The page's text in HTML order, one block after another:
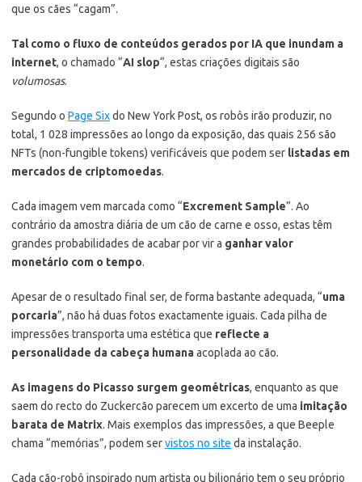
que os cães “cagam”.
Tal como o fluxo de conteúdos gerados por IA que inundam a
internet, o chamado “AI slop“, estas criações digitais são
volumosas.
Segundo o Page Sixdo New York Post, os robôs irão produzir, no
total, 1 028 impressões ao longo da exposição, das quais 256 são
NFTs (non-fungible tokens) verificáveis que podem ser listadas em
mercados de criptomoedas.
Cada imagem vem marcada como “Excrement Sample”. Ao
contrário da amostra diária de um cão de carne e osso, estas têm
grandes probabilidades de acabar por vir a ganhar valor
monetário com o tempo.
Apesar de o resultado final ser, de forma bastante adequada, “uma
porcaria”, não há duas fotos exactamente iguais. Cada pilha de
impressões transporta uma estética que reflecte a
personalidade da cabeça humanaacoplada ao cão.
As imagens do Picasso surgem geométricas, enquanto as que
saem do recto do Zuckercão parecem um excerto de uma imitação
barata de Matrix. Mais exemplos das impressões, a que Beeple
chama “memórias”, podem servistos no site da instalação.
Cada cão-robô inspirado num artista ou bilionário tem o seu próprio